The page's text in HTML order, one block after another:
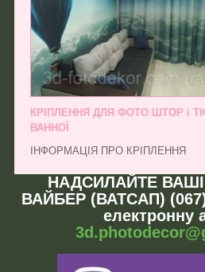
КРІПЛЕННЯ ДЛЯ ФОТО ШТОР і
ВАННОЇ
ІНФОРМАЦІЯ ПРО КРІПЛЕННЯ
НАДСИЛАЙТЕ
ВАЙБЕР (ВАТСАП)
електронну